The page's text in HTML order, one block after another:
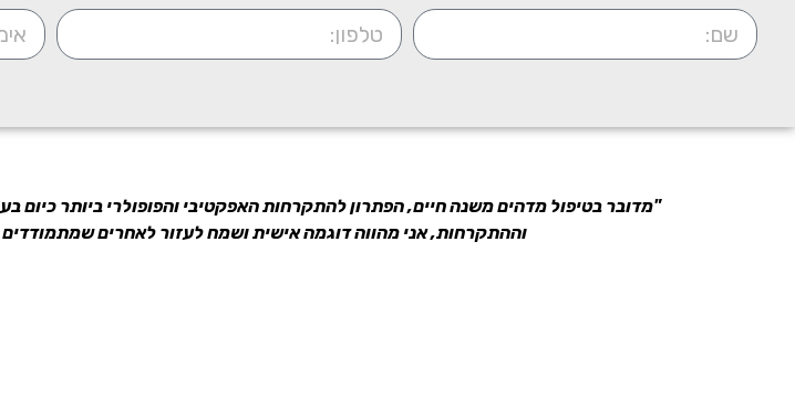
"מדובר בטיפול מדהים משנה חיים, הפתרון להתקרחות האפקטיבי והפופולרי ביותר
וההתקרחות, אני מהווה דוגמה אישית ושמח לעזור לאחרים